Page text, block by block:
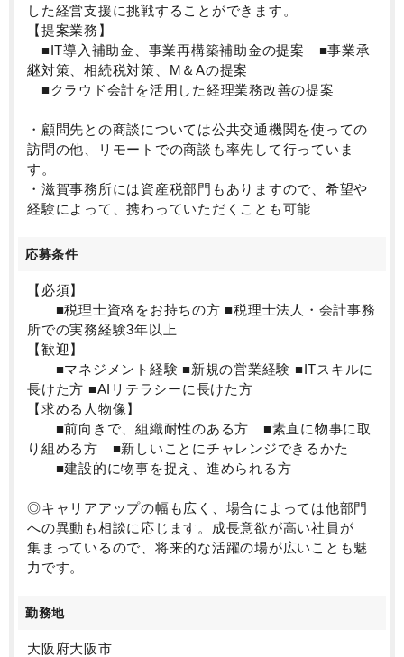
した経営支援に挑戦することができます。
【提案業務】
■IT導入補助金、事業再構築補助金の提案 ■事業承
継対策、相続税対策、M＆Aの提案
■クラウド会計を活用した経理業務改善の提案
・顧問先との商談については公共交通機関を使っての
訪問の他、リモートでの商談も率先して行っていま
す。
・滋賀事務所には資産税部門もありますので、希望や
経験によって、携わっていただくことも可能
応募条件
【必須】
■税理士資格をお持ちの方 ■税理士法人・会計事務
所での実務経験3年以上
【歓迎】
■マネジメント経験 ■新規の営業経験 ■ITスキルに
長けた方 ■AIリテラシーに長けた方
【求める人物像】
■前向きで、組織耐性のある方 ■素直に物事に取
り組める方 ■新しいことにチャレンジできるかた
■建設的に物事を捉え、進められる方
◎キャリアアップの幅も広く、場合によっては他部門
への異動も相談に応じます。成長意欲が高い社員が
集まっているので、将来的な活躍の場が広いことも魅
力です。
勤務地
大阪府大阪市